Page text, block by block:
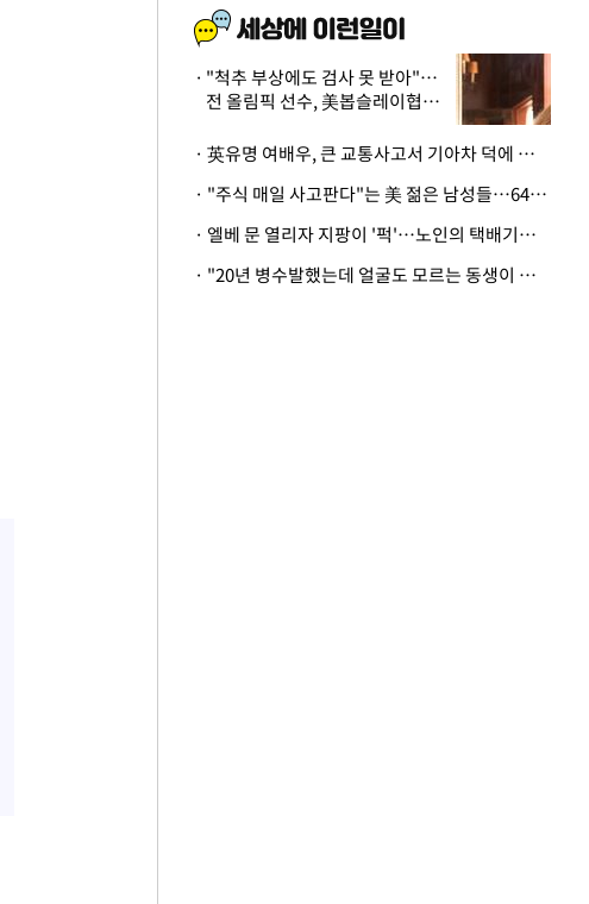
"척추 부상에도 검사 못 받아"…
전 올림픽 선수, 美봅슬레이협회
· 英유명 여배우, 큰 교통사고서 기아차 덕에 살았다
· "주식 매일 사고판다"는 美 젊은 남성들…64%가 "나는 인생의 패배자“
· 엘베 문 열리자 지팡이 '퍽'…노인의 택배기사 폭행 이유
· "20년 병수발했는데 얼굴도 모르는 동생이 유산 절반을"…배다른 형제 상속권 있을까